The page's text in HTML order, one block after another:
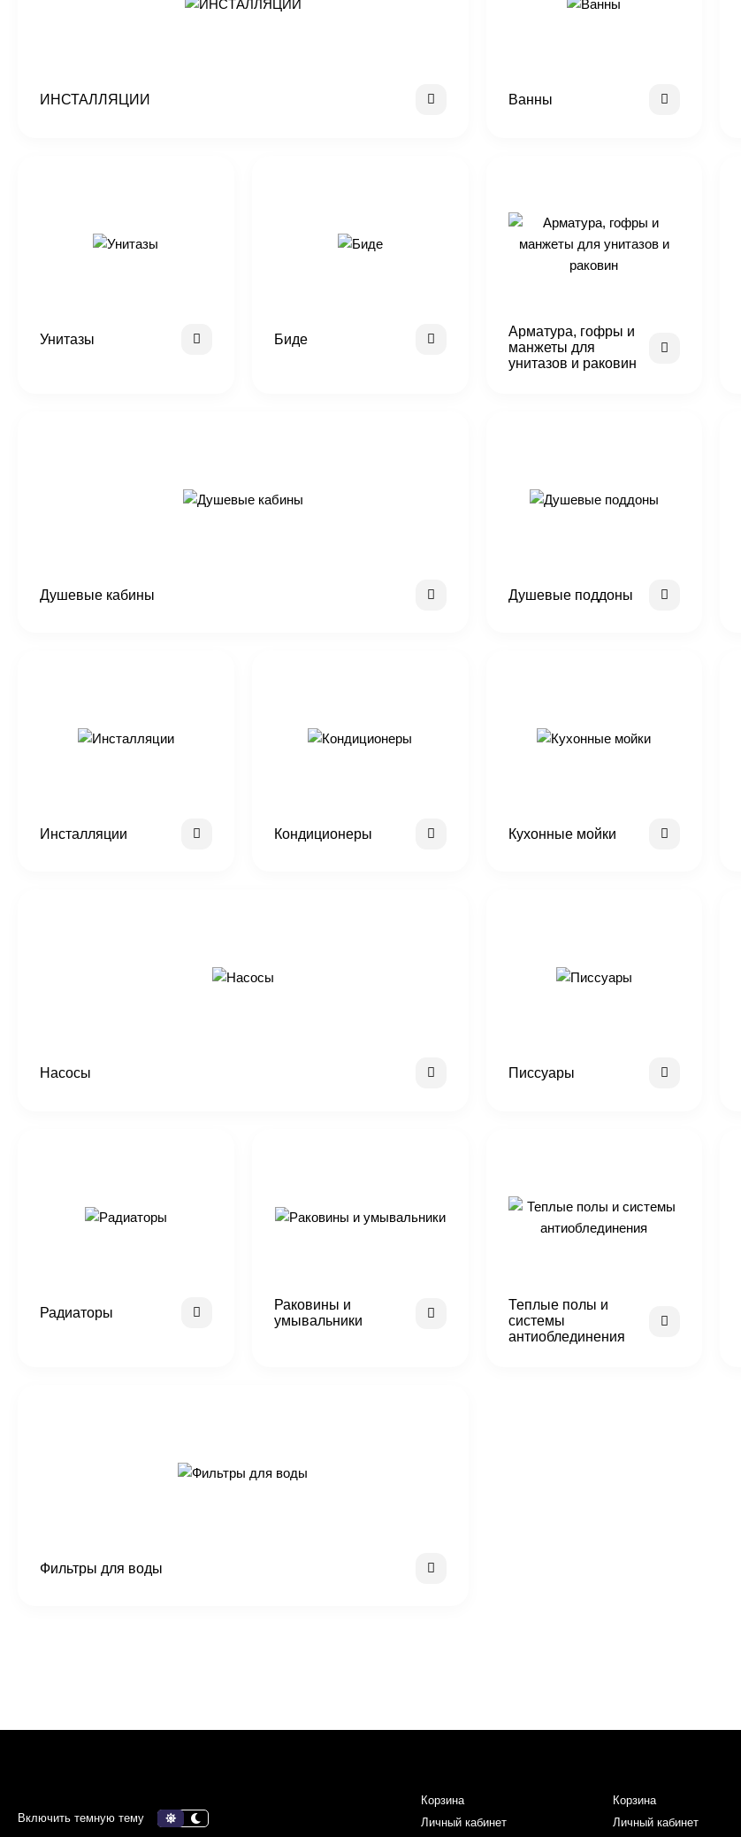
ИНСТАЛЛЯЦИИ Ванны
Унитазы Биде
Арматура, гофры и
манжеты для
унитазов и раковин
Душевые кабины Душевые поддоны
Инсталляции Кондиционеры Кухонные мойки
Насосы Писсуары
Радиаторы
Раковины и
умывальники
Теплые полы и
системы
антиоблединения
Фильтры для воды
Корзина
Личный кабинет
Корзина
Личный кабинет